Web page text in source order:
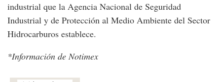
industrial que la Agencia Nacional de Seguridad
Industrial y de Protección al Medio Ambiente del Sector
Hidrocarburos establece.
*Información de Notimex